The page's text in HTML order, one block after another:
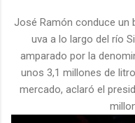
José Ramón conduce un
uva a lo largo del río
amparado por la
unos 3,1 millones de
mercado, aclaró el